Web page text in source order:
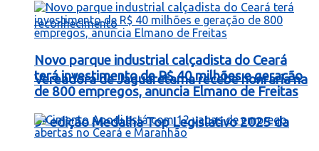
Vereadora de Jaguaretama recebe honraria na
9ª edição Medalha Top Legislativo 2025 da
Novo parque industrial calçadista do Ceará
terá investimento de R$ 40 milhões e geração
de 800 empregos, anuncia Elmano de Freitas